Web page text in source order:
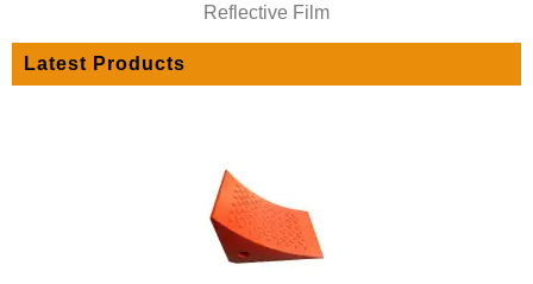
Reflective Film
Latest Products